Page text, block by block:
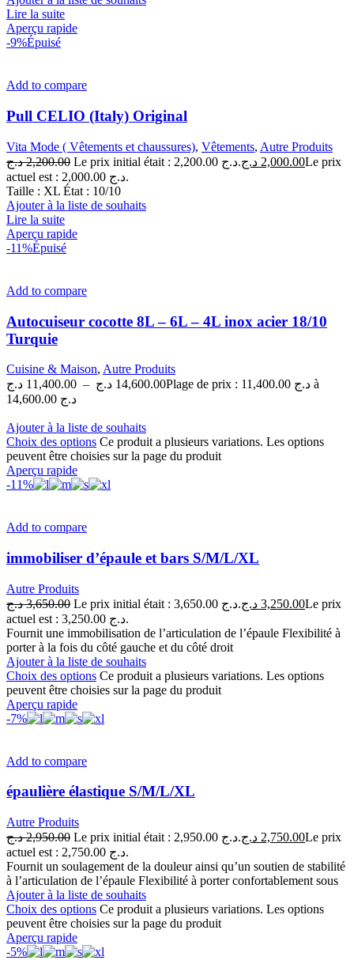
Lire la suite
Aperçu rapide
-9%Épuisé
Add to compare
Pull CELIO (Italy) Original
Vita Mode ( Vêtements et chaussures), Vêtements, Autre Produits
2,200.00 د.ج Le prix initial était : 2,200.00 د.ج. 2,000.00 د.ج
Le prix
actuel est : 2,000.00 د.ج.
Taille : XL État : 10/10
Ajouter à la liste de souhaits
Lire la suite
Aperçu rapide
-11%Épuisé
Add to compare
Autocuiseur cocotte 8L – 6L – 4L inox acier 18/10
Turquie
Cuisine & Maison, Autre Produits
11,400.00 د.ج – 14,600.00 د.ج
Plage de prix : 11,400.00 د.ج à
14,600.00 د.ج
Ajouter à la liste de souhaits
Choix des options Ce produit a plusieurs variations. Les options
peuvent être choisies sur la page du produit
Aperçu rapide
-11%
Add to compare
immobiliser d’épaule et bars S/M/L/XL
Autre Produits
3,650.00 د.ج Le prix initial était : 3,650.00 د.ج. 3,250.00 د.ج
Le prix
actuel est : 3,250.00 د.ج.
Fournit une immobilisation de l’articulation de l’épaule Flexibilité à
porter à la fois du côté gauche et du côté droit
Ajouter à la liste de souhaits
Choix des options Ce produit a plusieurs variations. Les options
peuvent être choisies sur la page du produit
Aperçu rapide
-7%
Add to compare
épaulière élastique S/M/L/XL
Autre Produits
2,950.00 د.ج Le prix initial était : 2,950.00 د.ج. 2,750.00 د.ج
Le prix
actuel est : 2,750.00 د.ج.
Fournit un soulagement de la douleur ainsi qu’un soutien de stabilité
à l’articulation de l’épaule Flexibilité à porter confortablement sous
Ajouter à la liste de souhaits
Choix des options Ce produit a plusieurs variations. Les options
peuvent être choisies sur la page du produit
Aperçu rapide
-5%